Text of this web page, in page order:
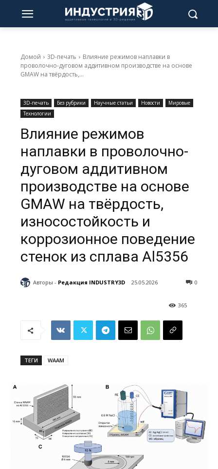
Домой 3D-печать
Влияние режимов наплавки в
проволочно-дуговом аддитивном производстве на основе
GMAW на твёрдость,...
3D-печать Без рубрики Научные статьи Новости
Мировые
Технологии
Влияние режимов
наплавки в проволочно-
дуговом аддитивном
производстве на основе
GMAW на твёрдость,
износостойкость и
коррозионное поведение
стенок из сплава Al5356
Авторы - Редакция INDUSTRY3D 25.05.2026 0
365
ТЕГИ WAAM